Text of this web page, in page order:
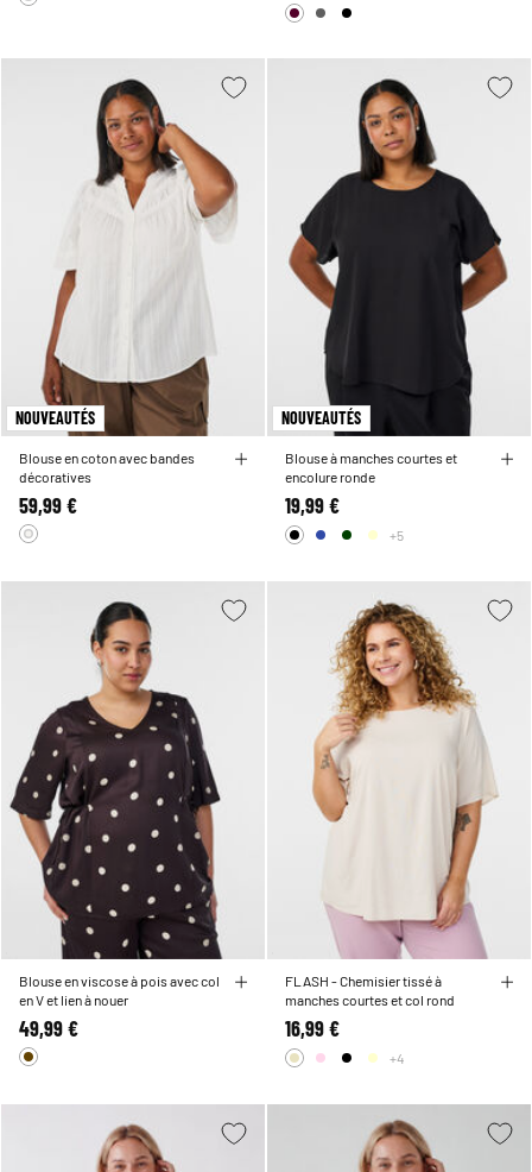
NOUVEAUTÉS
Blouse en coton avec bandes
décoratives
59,99 €
NOUVEAUTÉS
Blouse à manches courtes et
encolure ronde
19,99 €
+5
Blouse en viscose à pois avec col
en V et lien à nouer
49,99 €
FLASH - Chemisier tissé à
manches courtes et col rond
16,99 €
+4